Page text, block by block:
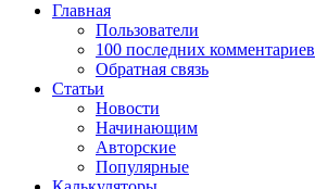
Главная
Пользователи
100 последних комментариев
Обратная связь
Статьи
Новости
Начинающим
Авторские
Популярные